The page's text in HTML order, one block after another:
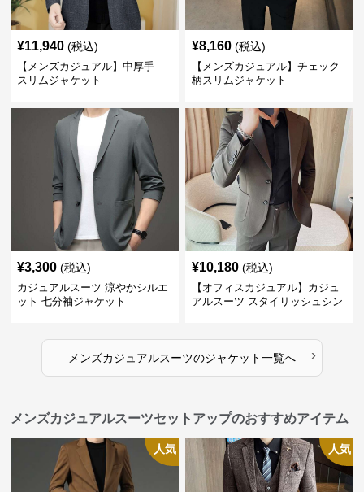
¥11,940 (税込)
【メンズカジュアル】中厚手
スリムジャケット
¥8,160 (税込)
【メンズカジュアル】チェック
柄スリムジャケット
¥3,300 (税込)
カジュアルスーツ 涼やかシルエ
ット 七分袖ジャケット
¥10,180 (税込)
【オフィスカジュアル】カジュ
アルスーツ スタイリッシュシン
メンズカジュアルスーツのジャケット一覧へ ›
メンズカジュアルスーツセットアップのおすすめアイテム
人気 人気